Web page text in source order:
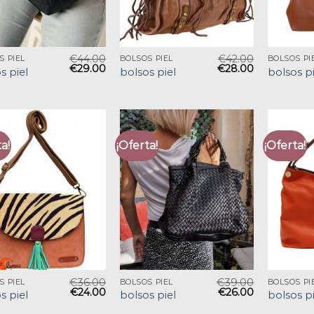
PIEL
piel
€44.00
€29.00
BOLSOS PIEL
bolsos piel
€42.00
€28.00
BOLSOS
bolsos
PIEL
piel
€36.00
€24.00
¡Oferta!
BOLSOS PIEL
bolsos piel
€39.00
€26.00
¡Oferta!
BOLSOS
bolsos